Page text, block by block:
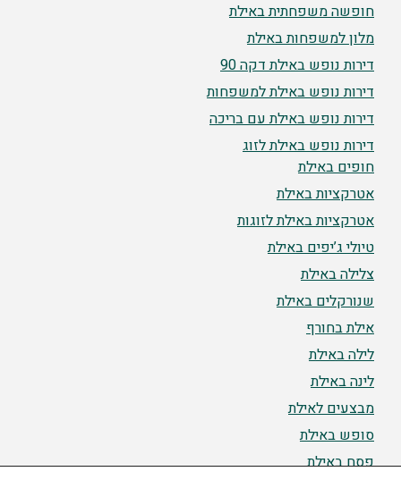
חופשה משפחתית באילת
מלון למשפחות באילת
דירות נופש באילת דקה 90
דירות נופש באילת למשפחות
דירות נופש באילת עם בריכה
דירות נופש באילת לזוג
חופים באילת
אטרקציות באילת
אטרקציות באילת לזוגות
טיולי ג’יפים באילת
צלילה באילת
שנורקלים באילת
אילת בחורף
לילה באילת
לינה באילת
מבצעים לאילת
סופש באילת
פסח באילת